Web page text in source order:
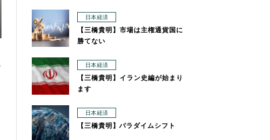
日本経済
【三橋貴明】市場は主権通貨国に
勝てない
日本経済
【三橋貴明】イラン史編が始まり
ます
日本経済
【三橋貴明】パラダイムシフト